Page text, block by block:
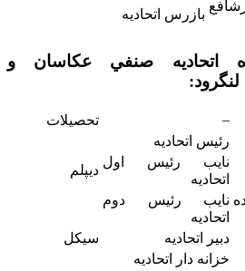
بازرس اتحادیه
اتحاديه صنفي عکاسان و
–
تحصیلات
رئیس اتحادیه
نایب رئیس اول
اتحادیه
دیپلم
نایب رئیس دوم
اتحادیه
دبیر اتحادیه
سیکل
خزانه دار اتحادیه